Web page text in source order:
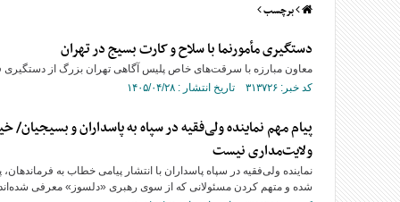
برچسب
دستگیری مأمورنما با سلاح و کارت بسیج در تهران
معاون مبارزه با سرقت‌های خاص پلیس آگاهی تهران بزرگ از دستگیری
کد خبر: ۳۱۳۷۲۶ تاریخ انتشار : ۱۴۰۵/۰۴/۲۸
پیام مهم نماینده ولی‌فقیه در سپاه به پاسداران و بسیجیان/
ولایت‌مداری نیست
نماینده ولی‌فقیه در سپاه پاسداران با انتشار پیامی خطاب به
شده و متهم کردن مسئولانی که از سوی رهبری «دلسوز» معرفی